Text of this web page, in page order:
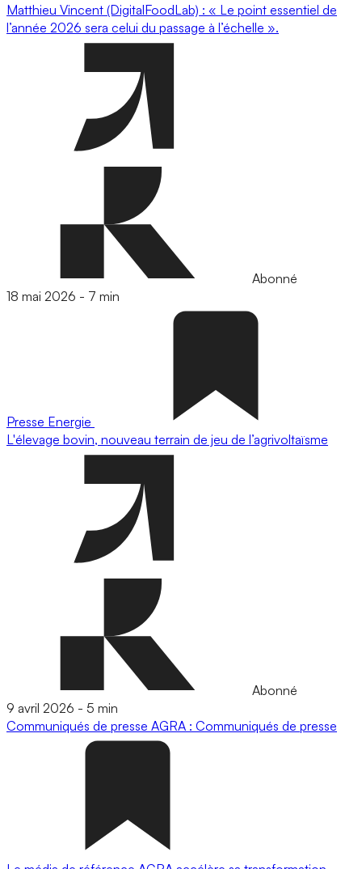
Matthieu Vincent (DigitalFoodLab) : « Le point essentiel de
l’année 2026 sera celui du passage à l’échelle ».
Abonné
18 mai 2026 - 7 min
Presse Energie
L'élevage bovin, nouveau terrain de jeu de l’agrivoltaïsme
Abonné
9 avril 2026 - 5 min
Communiqués de presse AGRA : Communiqués de presse